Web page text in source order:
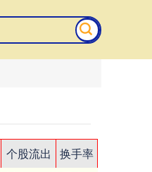
个股流出
换手率